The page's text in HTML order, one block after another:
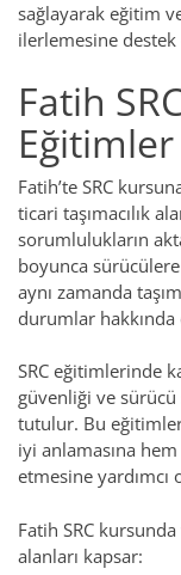
sağlayarak eğitim
ilerlemesine
Fatih
Eğitimler
Fatih’te SRC
ticari taşımacılık
sorumlulukların
boyunca
aynı zamanda
durumlar hakkında
SRC eğitimlerinde
güvenliği ve
tutulur. Bu
iyi anlamasına
etmesine yardımcı
Fatih SRC
alanları kapsar: